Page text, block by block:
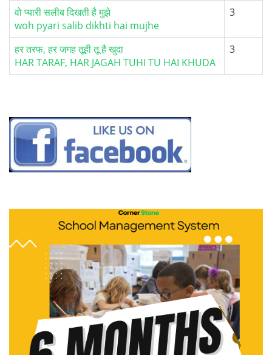
वो प्यारी सलीब दिखती है मुझे
woh pyari salib dikhti hai mujhe
3
हर तरफ, हर जगह तूही तू है खुदा
HAR TARAF, HAR JAGAH TUHI TU HAI KHUDA
3